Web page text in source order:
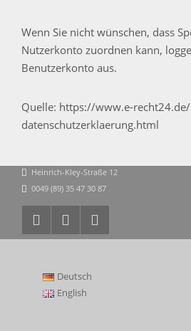
Wenn Sie nicht wünschen, dass
Nutzerkonto zuordnen kann,
Benutzerkonto aus.
Quelle: https://www.e-
datenschutzerklaerung.html
Heinrich-Kley-Straße 12
0049 (89) 35 47 30 87
Deutsch
English